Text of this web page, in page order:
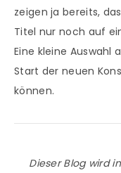
zeigen ja bereits,
Titel nur noch auf
Eine kleine Auswahl
Start der neuen
können.
Dieser Blog wird